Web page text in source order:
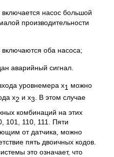
насос большой
производительности
оба насоса;
аварийный сигнал.
уровнемера x1 можно
x2 и x3 . В этом случае
комбинаций на этих
101, 110, 111. Пяти
от датчика, можно
пять двоичных кодов.
это означает, что